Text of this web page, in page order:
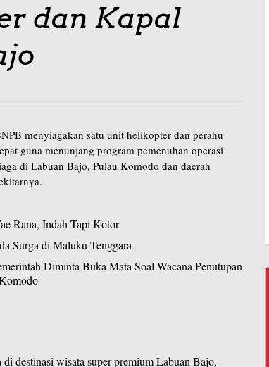
dan Kapal
menyiagakan satu unit helikopter dan perahu
guna menunjang program pemenuhan operasi
di Labuan Bajo, Pulau Komodo dan daerah
Rana, Indah Tapi Kotor
Surga di Maluku Tenggara
Diminta Buka Mata Soal Wacana Penutupan
destinasi wisata super premium Labuan Bajo,